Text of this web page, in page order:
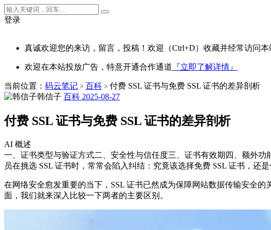
登录
真诚欢迎您的来访，留言，投稿！欢迎（Ctrl+D）收藏并经常访问
欢迎在本站投放广告，特意开通合作通道 『立即了解详情』
当前位置： 码云笔记 > 百科 > 付费 SSL 证书与免费 SSL 证书的差异剖析
韩信子 百科 2025-08-27
付费 SSL 证书与免费 SSL 证书的差异剖析
AI 概述
一、证书类型与验证方式二、安全性与信任度三、证书有效期四、额外
员在挑选 SSL 证书时，常常会陷入纠结：究竟该选择免费 SSL 证书，还
在网络安全愈发重要的当下，SSL 证书已然成为保障网站数据传输安全
面，我们就来深入比较一下两者的主要区别。